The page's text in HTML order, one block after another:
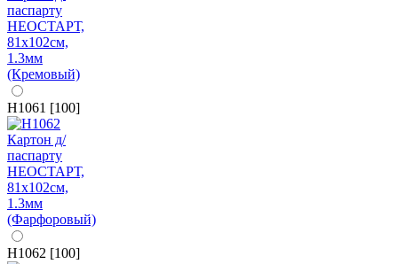
H1061 [100]
H1062 [100]